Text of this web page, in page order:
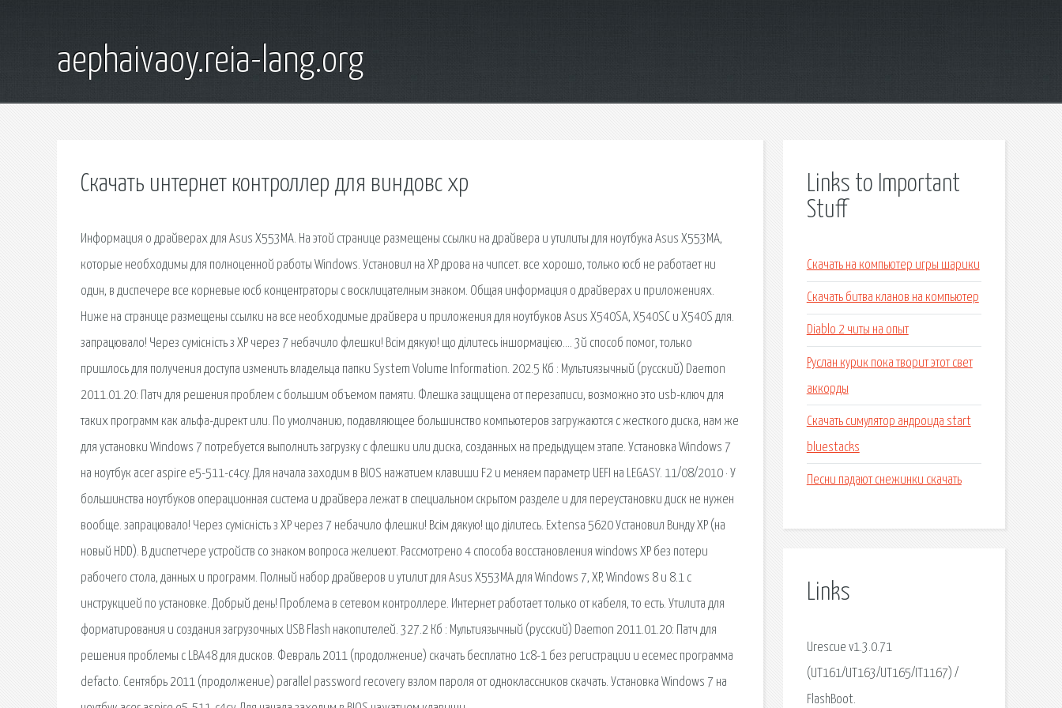
aephaivaoy.reia-lang.org
Скачать интернет контроллер для виндовс хр
Информация о драйверах для Asus X553MA. На этой странице размещены ссылки на драйвера и утилиты для ноутбука Asus X553MA,
которые необходимы для полноценной работы Windows. Установил на ХР дрова на чипсет. все хорошо, только юсб не работает ни
один, в диспечере все корневые юсб концентраторы с восклицателным знаком. Общая информация о драйверах и приложениях.
Ниже на странице размещены ссылки на все необходимые драйвера и приложения для ноутбуков Asus X540SA, X540SC и X540S для.
запрацювало! Через сумісність з ХР через 7 небачило флешки! Всім дякую! що ділитесь іншормацією…. 3й способ помог, только
пришлось для получения доступа изменить владельца папки System Volume Information. 202.5 Кб : Мультиязычный (русский) Daemon
2011.01.20: Патч для решения проблем с большим объемом памяти. Флешка защищена от перезаписи, возможно это usb-ключ для
таких программ как альфа-директ или. По умолчанию, подавляющее большинство компьютеров загружаются с жесткого диска, нам же
для установки Windows 7 потребуется выполнить загрузку с флешки или диска, созданных на предыдущем этапе. Установка Windows 7
на ноутбук acer aspire e5-511-c4cy. Для начала заходим в BIOS нажатием клавиши F2 и меняем параметр UEFI на LEGASY. 11/08/2010 · У
большинства ноутбуков операционная система и драйвера лежат в специальном скрытом разделе и для переустановки диск не нужен
вообще. запрацювало! Через сумісність з ХР через 7 небачило флешки! Всім дякую! що ділитесь. Extensa 5620 Установил Винду ХР (на
новый HDD). В диспетчере устройств со знаком вопроса желиеют. Рассмотрено 4 способа восстановления windows XP без потери
рабочего стола, данных и программ. Полный набор драйверов и утилит для Asus X553MA для Windows 7, XP, Windows 8 и 8.1 с
инструкцией по установке. Добрый день! Проблема в сетевом контроллере. Интернет работает только от кабеля, то есть. Утилита для
форматирования и создания загрузочных USB Flash накопителей. 327.2 Кб : Мультиязычный (русский) Daemon 2011.01.20: Патч для
решения проблемы с LBA48 для дисков. Февраль 2011 (продолжение) скачать бесплатно 1с8-1 без регистрации и есемес программа
defacto. Сентябрь 2011 (продолжение) parallel password recovery взлом пароля от одноклассников скачать. Установка Windows 7 на
Links to Important
Stuff
Скачать на компьютер игры шарики
Скачать битва кланов на компьютер
Diablo 2 читы на опыт
Руслан курик пока творит этот свет
аккорды
Скачать симулятор андроида start
bluestacks
Песни падают снежинки скачать
Links
Urescue v1.3.0.71
(UT161/UT163/UT165/IT1167) /
FlashBoot.